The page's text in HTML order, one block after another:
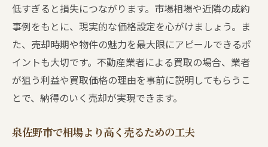
低すぎると損失につながります。市場相場や近隣の成約
事例をもとに、現実的な価格設定を心がけましょう。ま
た、売却時期や物件の魅力を最大限にアピールできるポ
イントも大切です。不動産業者による買取の場合、業者
が狙う利益や買取価格の理由を事前に説明してもらうこ
とで、納得のいく売却が実現できます。
泉佐野市で相場より高く売るための工夫